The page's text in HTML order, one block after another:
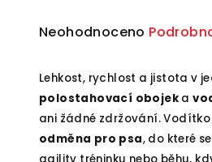
Průměrné
produktu
0,0
z
5
Neohodnoceno
Lehkost, rychlost a jistota v
polostahovací obojeka
ani žádné zdržování.
odměna pro psa, do které